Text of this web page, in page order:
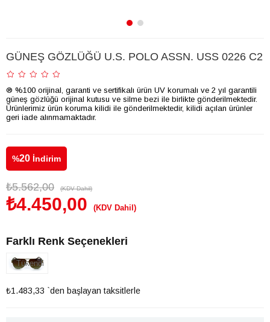
GÜNEŞ GÖZLÜĞÜ U.S. POLO ASSN. USS 0226 C2
® %100 orijinal, garanti ve sertifikalı ürün UV korumalı ve 2 yıl garantili
güneş gözlüğü orijinal kutusu ve silme bezi ile birlikte gönderilmektedir.
Ürünlerimiz ürün koruma kilidi ile gönderilmektedir, kilidi açılan ürünler
geri iade alınmamaktadır.
%20 İndirim
₺5.562,00 (KDV Dahil)
₺4.450,00 (KDV Dahil)
Farklı Renk Seçenekleri
Tükendi
₺1.483,33 `den başlayan taksitlerle